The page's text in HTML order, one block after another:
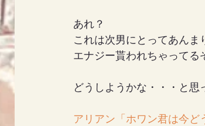
あれ？
これは次男にとってあんま
エナジー貰われちゃってる
どうしようかな・・・と思
アリアン「ホワン君は今ど